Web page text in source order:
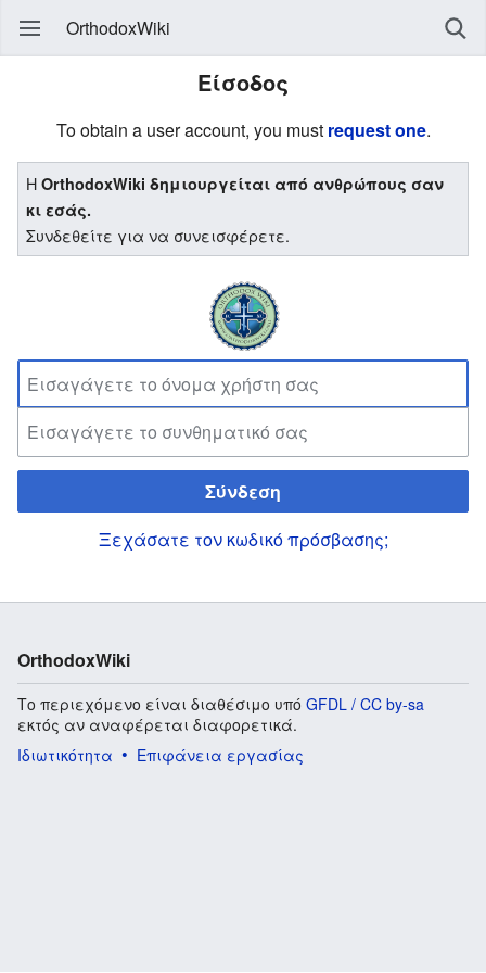
OrthodoxWiki
Είσοδος
To obtain a user account, you must request one.
ΗOrthodoxWiki δημιουργείται από ανθρώπους σαν
κι εσάς.
Συνδεθείτε για να συνεισφέρετε.
Σύνδεση
Ξεχάσατε τον κωδικό πρόσβασης;
OrthodoxWiki
Το περιεχόμενο είναι διαθέσιμο υπό GFDL / CC by-sa
εκτός αν αναφέρεται διαφορετικά.
Ιδιωτικότητα
Επιφάνεια εργασίας